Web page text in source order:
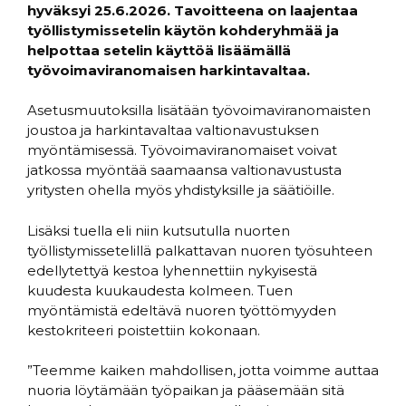
hyväksyi 25.6.2026. Tavoitteena on laajentaa
työllistymissetelin käytön kohderyhmää ja
helpottaa setelin käyttöä lisäämällä
työvoimaviranomaisen harkintavaltaa.
Asetusmuutoksilla lisätään työvoimaviranomaisten
joustoa ja harkintavaltaa valtionavustuksen
myöntämisessä. Työvoimaviranomaiset voivat
jatkossa myöntää saamaansa valtionavustusta
yritysten ohella myös yhdistyksille ja säätiöille.
Lisäksi tuella eli niin kutsutulla nuorten
työllistymissetelillä palkattavan nuoren työsuhteen
edellytettyä kestoa lyhennettiin nykyisestä
kuudesta kuukaudesta kolmeen. Tuen
myöntämistä edeltävä nuoren työttömyyden
kestokriteeri poistettiin kokonaan.
”Teemme kaiken mahdollisen, jotta voimme auttaa
nuoria löytämään työpaikan ja pääsemään sitä